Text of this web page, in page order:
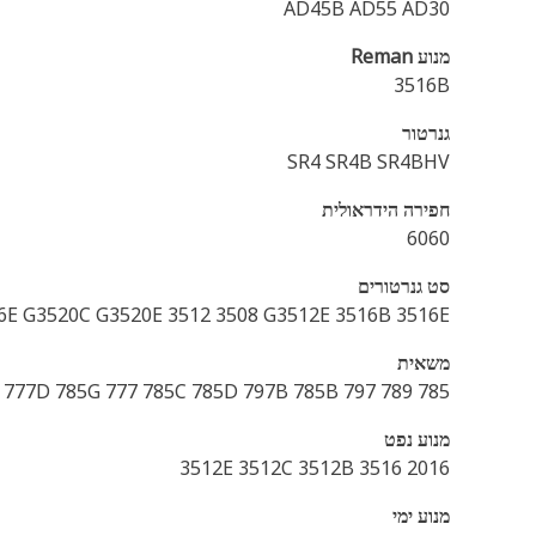
AD45B AD55 AD30
מנוע Reman
3516B
גנרטור
SR4 SR4B SR4BHV
חפירה הידראולית
6060
סט גנרטורים
G3520C G3520E 3512 3508 G3512E 3516B 3516E
משאית
785 789 797 793D 793B 793C 789C 789D 777C 777B 789B 777D 785G 777 785C 785D 797B 785B
מנוע נפט
2016 3516 3512E 3512C 3512B
מנוע ימי